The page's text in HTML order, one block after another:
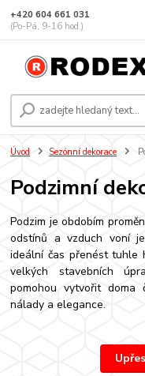
+420 604 661 031
(Po-Pá, 9-16 hod.)
Úvod Sezónní dekorace
Podzimní
Podzim je obdobím
odstínů a vzduch voní
ideální čas přenést tuhle
velkých stavebních
pomohou vytvořit doma
nálady a elegance.